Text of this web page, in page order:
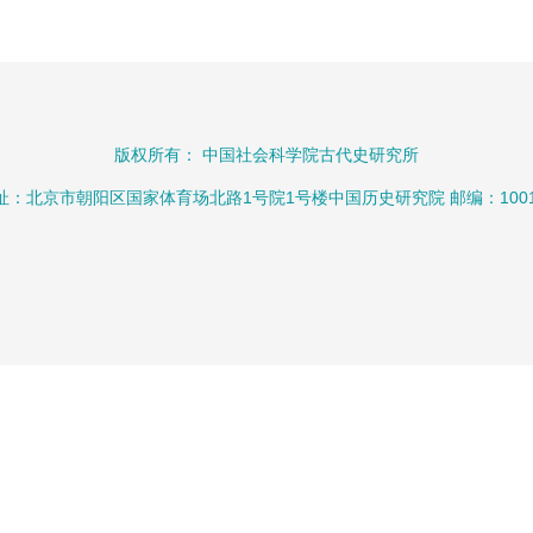
版权所有： 中国社会科学院古代史研究所
：北京市朝阳区国家体育场北路1号院1号楼中国历史研究院 邮编：